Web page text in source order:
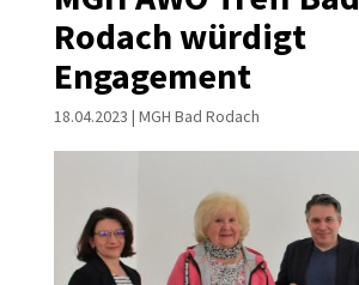
Rodach würdigt
Engagement
18.04.2023 | MGH Bad Rodach